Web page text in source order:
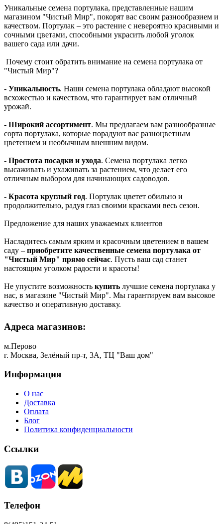
Уникальные семена портулака, представленные нашим
магазином "Чистый Мир", покорят вас своим разнообразием и
качеством. Портулак – это растение с невероятно красивыми и
сочными цветами, способными украсить любой уголок
вашего сада или дачи.
Почему стоит обратить внимание на семена портулака от
"Чистый Мир"?
- Уникальность. Наши семена портулака обладают высокой
всхожестью и качеством, что гарантирует вам отличный
урожай.
- Широкий ассортимент. Мы предлагаем вам разнообразные
сорта портулака, которые порадуют вас разноцветным
цветением и необычным внешним видом.
- Простота посадки и ухода. Семена портулака легко
высаживать и ухаживать за растением, что делает его
отличным выбором для начинающих садоводов.
- Красота круглый год. Портулак цветет обильно и
продолжительно, радуя глаз своими красками весь сезон.
Предложение для наших уважаемых клиентов
Насладитесь самым ярким и красочным цветением в вашем
саду – приобретите качественные семена портулака от
"Чистый Мир" прямо сейчас. Пусть ваш сад станет
настоящим уголком радости и красоты!
Не упустите возможность купить лучшие семена портулака у
нас, в магазине "Чистый Мир". Мы гарантируем вам высокое
качество и оперативную доставку.
Адреса магазинов:
м.Перово
г. Москва, Зелёный пр-т, 3А, ТЦ "Ваш дом"
Информация
О нас
Доставка
Оплата
Блог
Политика конфиденциальности
Ссылки
Телефон